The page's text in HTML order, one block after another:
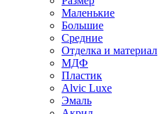
Маленькие
Большие
Средние
Отделка и материал
МДФ
Пластик
Alvic Luxe
Эмаль